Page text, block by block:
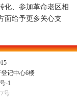
化、参加革命老区相
面给予更多关心支
记中心6楼
-1
号